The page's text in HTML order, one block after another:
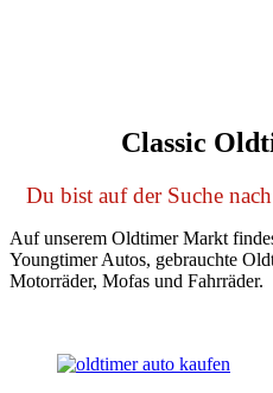
Classic
Du bist auf der Suche
Auf unserem Oldtimer Markt
Youngtimer Autos, gebrauchte
Motorräder, Mofas und Fahrräder.